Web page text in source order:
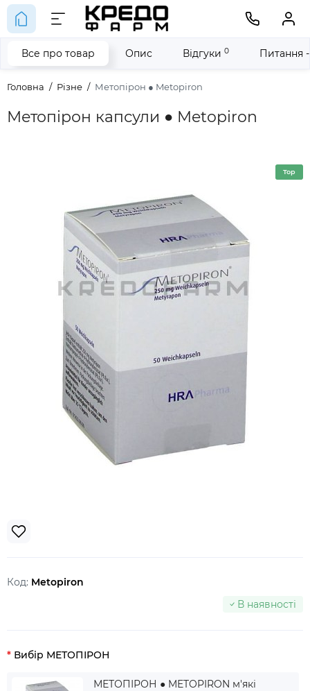
Головна Різне Метопірон ● Metopiron
Метопірон капсули ● Metopiron
Все про товар Опис Відгуки 0 Питання
Top
Код: Metopiron
В наявності
Вибір МЕТОПІРОН
МЕТОПІРОН ● METOPIRON м'які